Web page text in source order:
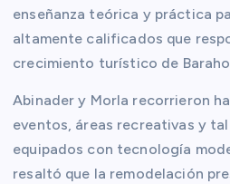
enseñanza teórica y práctica
altamente calificados que
crecimiento turístico de
Abinader y Morla recorrieron
eventos, áreas recreativas y
equipados con tecnología
resaltó que la remodelación